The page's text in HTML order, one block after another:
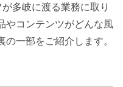
多岐に渡る業務に取り
やコンテンツがどんな風
一部をご紹介します。